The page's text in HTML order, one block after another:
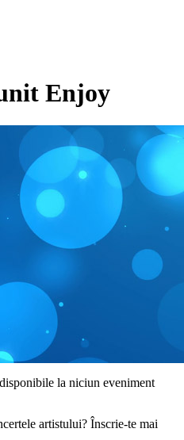
Enjoy
la niciun eveniment
artistului? Înscrie-te mai